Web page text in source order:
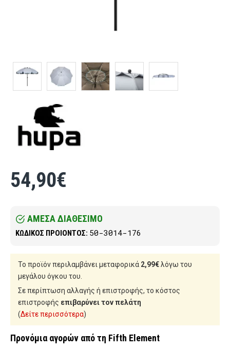
ΑΜΕΣΑ ΔΙΑΘΕΣΙΜΟ
ΚΩΔΙΚΟΣ ΠΡΟΙΟΝΤΟΣ: 50-3014-176
54,90€
Το προϊόν περιλαμβάνει μεταφορικά 2,99€λόγω του
μεγάλου όγκου του.
Σε περίπτωση αλλαγής ή επιστροφής, το κόστος
επιστροφής επιβαρύνει τον πελάτη
(Δείτε περισσότερα)
Προνόμια αγορών από τη Fifth Element